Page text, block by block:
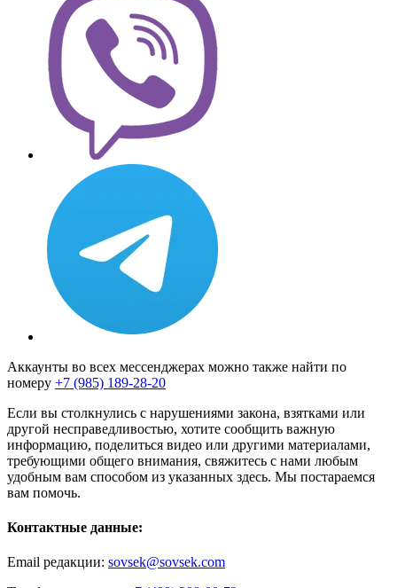
Аккаунты во всех мессенджерах можно также найти по
номеру +7 (985) 189-28-20
Если вы столкнулись с нарушениями закона, взятками или
другой несправедливостью, хотите сообщить важную
информацию, поделиться видео или другими материалами,
требующими общего внимания, свяжитесь с нами любым
удобным вам способом из указанных здесь. Мы постараемся
вам помочь.
Контактные данные:
Email редакции: sovsek@sovsek.com